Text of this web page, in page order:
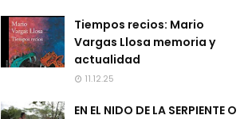
Tiempos recios: Mario
Vargas Llosa memoria y
actualidad
11.12.25
EN EL NIDO DE LA SERPIENTE O